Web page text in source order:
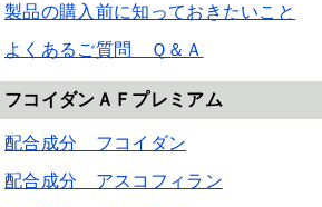
製品の購入前に知っておきたいこと
よくあるご質問 Ｑ＆Ａ
フコイダンＡＦプレミアム
配合成分 フコイダン
配合成分 アスコフィラン